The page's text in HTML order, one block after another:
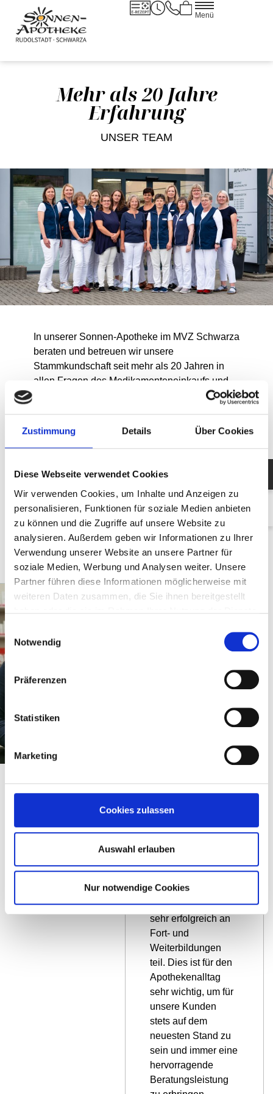
Zustimmung Details Über Cookies
Diese Webseite verwendet Cookies
Wir verwenden Cookies, um Inhalte und Anzeigen zu
personalisieren, Funktionen für soziale Medien anbieten
zu können und die Zugriffe auf unsere Website zu
analysieren. Außerdem geben wir Informationen zu Ihrer
Verwendung unserer Website an unsere Partner für
soziale Medien, Werbung und Analysen weiter. Unsere
Partner führen diese Informationen möglicherweise mit
weiteren Daten zusammen, die Sie ihnen bereitgestellt
Notwendig
Präferenzen
Statistiken
Marketing
Cookies zulassen
Auswahl erlauben
Nur notwendige Cookies
Menü
Mehr als 20 Jahre
Erfahrung
UNSER TEAM
In unserer Sonnen-Apotheke im MVZ Schwarza
beraten und betreuen wir unsere
Stammkundschaft seit mehr als 20 Jahren in
allen Fragen des Medikamenteneinkaufs und
gesundheitlichen Wohlbefindens. Dies tun wir
Mit einem starken und sehr gut ausgebildeten
Pharmazieingenieurinnen und
Pharmazeutisch-Technische-Assistentinnen
verfügen wir über ein ausgezeichnetes, großes
Fachwissen. Unser größtes Glück ist Ihre
Gesundheit. Dafür setzten wir unsere ganze
Einsatzfreude und Energie ein.
der
naturheilkundlichen
Schüßler-Salzen
mit.
Mitarbeiterinnen
unseres Teams
nehmen fortlaufend
sehr erfolgreich an
Fort- und
Weiterbildungen
teil. Dies ist für den
Apothekenalltag
sehr wichtig, um für
unsere Kunden
stets auf dem
neuesten Stand zu
sein und immer eine
hervorragende
Beratungsleistung